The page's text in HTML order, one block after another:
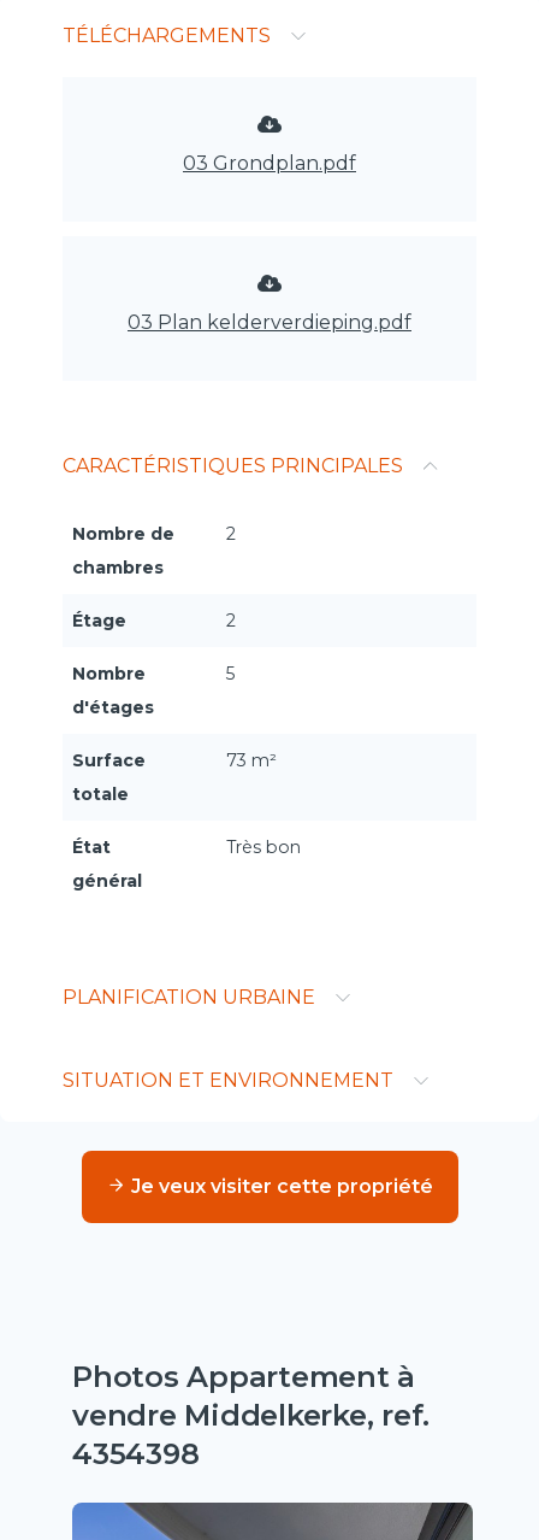
TÉLÉCHARGEMENTS
03 Grondplan.pdf
03 Plan kelderverdieping.pdf
CARACTÉRISTIQUES PRINCIPALES
Nombre de
chambres
2
Étage 2
Nombre
d'étages
5
Surface
totale
73 m²
État
général
Très bon
PLANIFICATION URBAINE
SITUATION ET ENVIRONNEMENT
Je veux visiter cette propriété
Photos Appartement à
vendre Middelkerke, ref.
4354398